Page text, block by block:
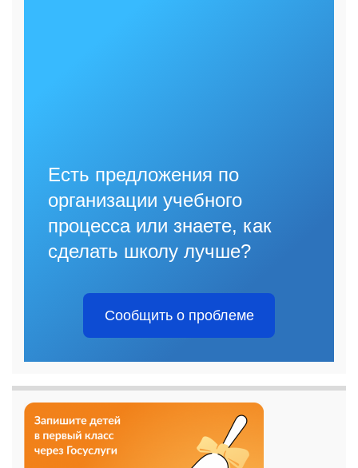
Есть предложения по
организации учебного
процесса или знаете, как
сделать школу лучше?
Сообщить о проблеме